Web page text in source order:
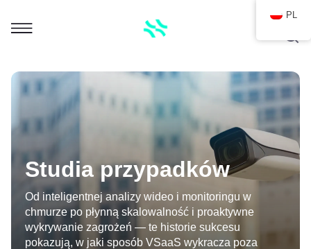
Studia przypadków
Od inteligentnej analizy wideo i monitoringu w
chmurze po płynną skalowalność i proaktywne
wykrywanie zagrożeń — te historie sukcesu
pokazują, w jaki sposób VSaaS wykracza poza
PL